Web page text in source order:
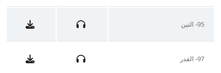
95- التين
97- القدر